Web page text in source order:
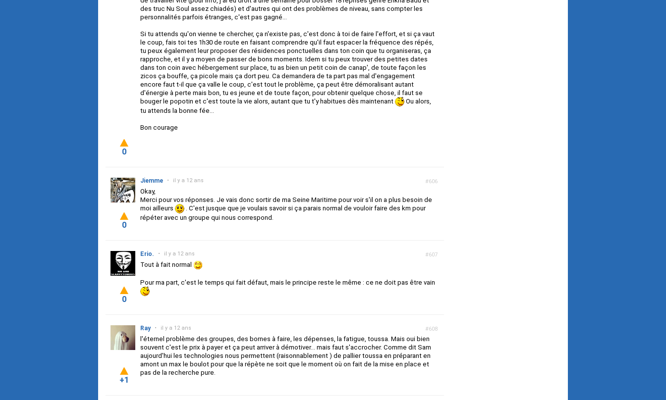
des truc Nu Soul assez chiadés) et d'autres qui ont des problèmes de niveau, sans compter les
personnalités parfois étranges, c'est pas gagné...
Si tu attends qu'on vienne te chercher, ça n'existe pas, c'est donc à toi de faire l'effort, et si ça vaut
le coup, fais toi tes 1h30 de route en faisant comprendre qu'il faut espacer la fréquence des répés,
tu peux également leur proposer des résidences ponctuelles dans ton coin que tu organiseras, ça
rapproche, et il y a moyen de passer de bons moments. Idem si tu peux trouver des petites dates
dans ton coin avec hébergement sur place, tu as bien un petit coin de canap', de toute façon les
zicos ça bouffe, ça picole mais ça dort peu. Ca demandera de ta part pas mal d'engagement
encore faut t-il que ça valle le coup, c'est tout le problème, ça peut être démoralisant autant
d'énergie à perte mais bon, tu es jeune et de toute façon, pour obtenir quelque chose, il faut se
bouger le popotin et c'est toute la vie alors, autant que tu t'y habitues dès maintenant
Ou alors,
tu attends la bonne fée...
Bon courage
0
#606
Jiemme • il y a 12 ans
Okay,
Merci pour vos réponses. Je vais donc sortir de ma Seine Maritime pour voir s'il on a plus besoin de
moi ailleurs
. C'est jusque que je voulais savoir si ça parais normal de vouloir faire des km pour
répéter avec un groupe qui nous correspond.
0
#607
Erio. • il y a 12 ans
Tout à fait normal
Pour ma part, c'est le temps qui fait défaut, mais le principe reste le même : ce ne doit pas être vain
0
#608
Ray • il y a 12 ans
l'éternel problème des groupes, des bornes à faire, les dépenses, la fatigue, toussa. Mais oui bien
souvent c'est le prix à payer et ça peut arriver à démotiver... mais faut s'accrocher. Comme dit Sam
aujourd'hui les technologies nous permettent (raisonnablement ) de pallier toussa en préparant en
amont un max le boulot pour que la répète ne soit que le moment où on fait de la mise en place et
pas de la recherche pure.
+1